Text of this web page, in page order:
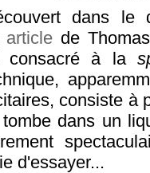
dans le
article de
consacré à la
consiste à
dans un
d'essayer...